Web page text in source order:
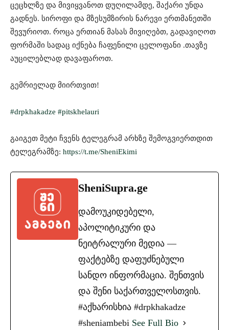
ცეცხლზე და მივიყვანოთ დუღილამდე, შაქარი უნდა
გადნეს. სიროფი და მზესუმზირის ნარევი ერთმანეთში
შევურიოთ. როცა ერთიან მასას მივიღებთ, გადავიღოთ
ფორმაში სადაც იქნება ჩაფენილი ცელოფანი .თავზე
აუცილებლად დავაფაროთ.
გემრიელად მიირთვით!
#drpkhakadze #pitskhelauri
გაიგეთ მეტი ჩვენს ტელეგრამ არხზე შემოგვიერთდით
ტელეგრამზე: https://t.me/SheniEkimi
SheniSupra.ge
დამოუკიდებელი,
აპოლიტიკური და
ნეიტრალური მედია —
ფაქტებზე დაფუძნებული
სანდო ინფორმაცია. შენთვის
და შენი საქართველოსთვის.
#აქხარისხია #drpkhakadze
#sheniambebi See Full Bio